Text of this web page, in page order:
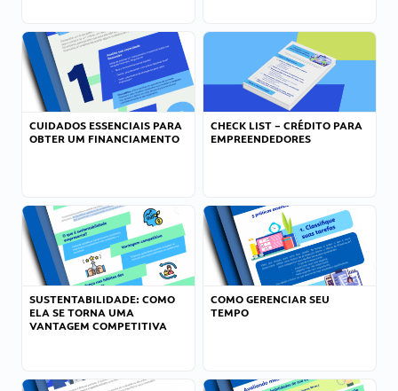
CUIDADOS ESSENCIAIS PARA
OBTER UM FINANCIAMENTO
CHECK LIST – CRÉDITO PARA
EMPREENDEDORES
SUSTENTABILIDADE: COMO
ELA SE TORNA UMA
VANTAGEM COMPETITIVA
COMO GERENCIAR SEU
TEMPO